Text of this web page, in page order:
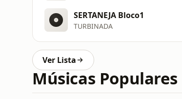
SERTANEJA Bloco1
TURBINADA
Ver Lista
Músicas Populares